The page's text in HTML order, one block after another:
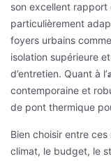
son excellent rapport
particulièrement
foyers urbains
isolation supérieure
d’entretien. Quant à l’
contemporaine et
de pont thermique
Bien choisir entre
climat, le budget, le